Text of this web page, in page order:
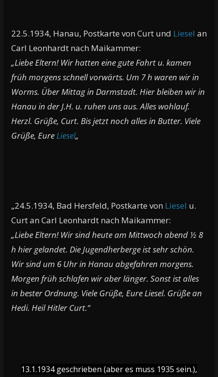
22.5.1934, Hanau, Postkarte von Curt und Liesel an
Carl Leonhardt nach Maikammer:
„Liebe Eltern! Wir hatten eine gute Fahrt u. kamen
früh morgens schnell vorwärts. Um 7 h waren wir in
Worms. Über Mittag in Darmstadt. Hier bleiben wir in
Hanau in der J.H. u. ruhen uns aus. Alles wohlauf.
Herzl. Grüße, Curt. Bis jetzt noch alles in Butter. Viele
Grüße, EureLiesel„
„24.5.1934, Bad Hersfeld, Postkarte von Liesel u.
Curt an Carl Leonhardt nach Maikammer:
„Liebe Eltern! Wir sind heute am Mittwoch abend ½ 8
h hier gelandet. Die Jugendherberge ist sehr schön.
Wir sind um 6 Uhr in Hanau abgefahren morgens.
Morgen früh schlafen wir aber länger. Sonst ist alles
in bester Ordnung. Viele Grüße, Eure Liesel. Grüße an
Hedi. Heil Hitler Curt.“
13.1.1934 geschrieben (aber es muss 1935 sein.),